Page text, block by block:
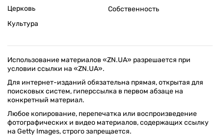
Церковь
Культура
Собственность
Использование материалов «ZN.UA» разрешается при
условии ссылки на «ZN.UA».
Для интернет-изданий обязательна прямая, открытая для
поисковых систем, гиперссылка в первом абзаце на
конкретный материал.
Любое копирование, перепечатка или воспроизведение
фотографических и видео материалов, содержащих ссылку
на Getty Images, строго запрещается.